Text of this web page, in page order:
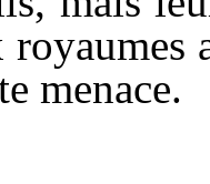
menace.